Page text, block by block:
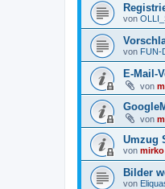
von
von FUN-
E-Mail-
von
von
Umzug
von mirko
Bilder
von